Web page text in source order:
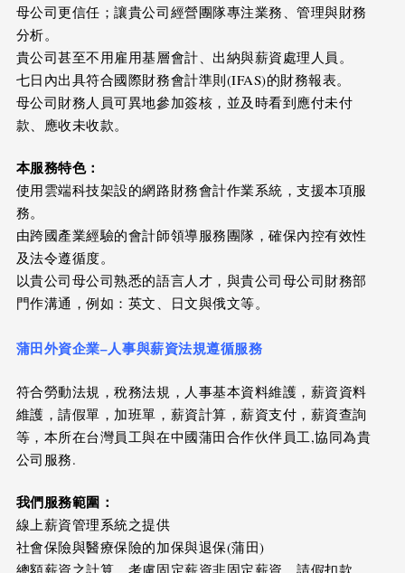
母公司更信任；讓貴公司經營團隊專注業務、管理與財務
分析。
貴公司甚至不用雇用基層會計、出納與薪資處理人員。
七日內出具符合國際財務會計準則(IFAS)的財務報表。
母公司財務人員可異地參加簽核，並及時看到應付未付
款、應收未收款。
本服務特色：
使用雲端科技架設的網路財務會計作業系統，支援本項服
務。
由跨國產業經驗的會計師領導服務團隊，確保內控有效性
及法令遵循度。
以貴公司母公司熟悉的語言人才，與貴公司母公司財務部
門作溝通，例如：英文、日文與俄文等。
蒲田外資企業–人事與薪資法規遵循服務
符合勞動法規，稅務法規，人事基本資料維護，薪資資料
維護，請假單，加班單，薪資計算，薪資支付，薪資查詢
等，本所在台灣員工與在中國蒲田合作伙伴員工,協同為貴
公司服務.
我們服務範圍：
線上薪資管理系統之提供
社會保險與醫療保險的加保與退保(蒲田)